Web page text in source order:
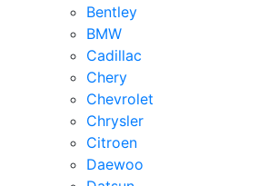
Bentley
BMW
Cadillac
Chery
Chevrolet
Chrysler
Citroen
Daewoo